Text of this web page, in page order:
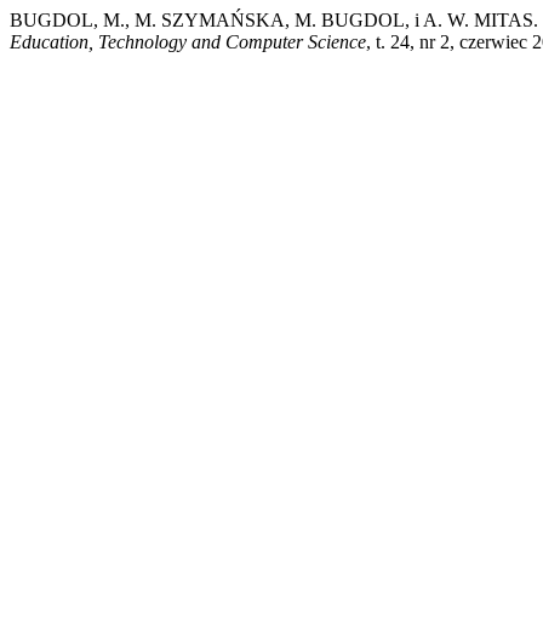
BUGDOL, M., M. SZYMAŃSKA, M. BUGDOL, i A. W. MITAS.
Education, Technology and Computer Science, t. 24, nr 2, czerwiec